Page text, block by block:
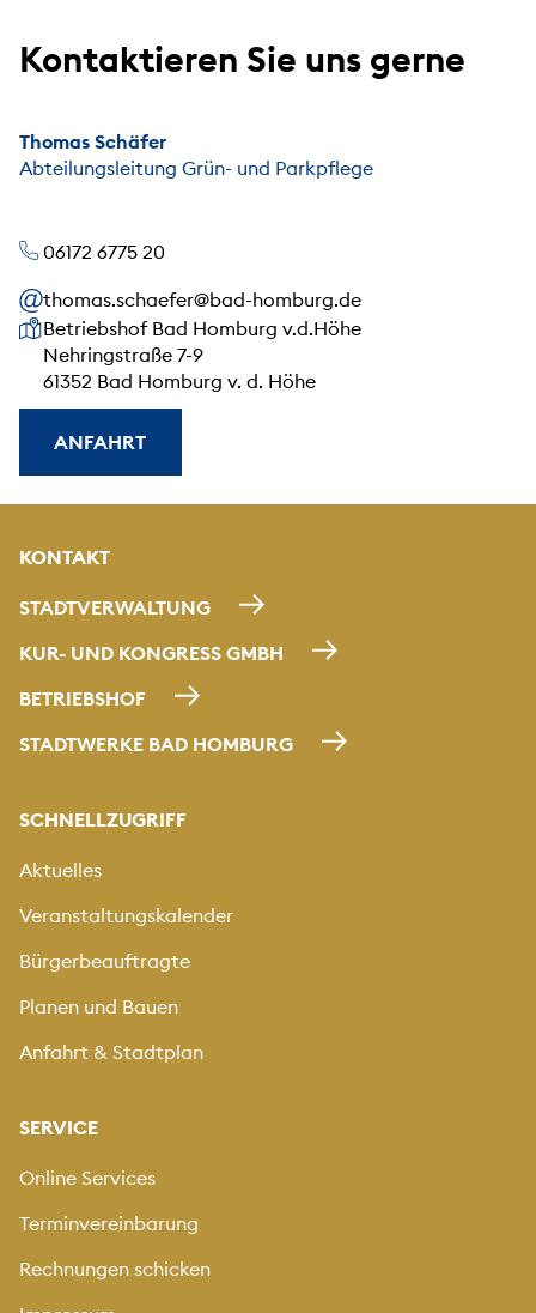
Kontaktieren Sie uns gerne
Thomas Schäfer
Abteilungsleitung Grün- und Parkpflege
06172 6775 20
thomas.schaefer@bad-homburg.de
Unsere Anschrift
Betriebshof Bad Homburg v.d.Höhe
Nehringstraße 7-9
61352 Bad Homburg v. d. Höhe
ANFAHRT
KONTAKT
STADTVERWALTUNG
KUR- UND KONGRESS GMBH
BETRIEBSHOF
STADTWERKE BAD HOMBURG
SCHNELLZUGRIFF
Aktuelles
Veranstaltungskalender
Bürgerbeauftragte
Planen und Bauen
Anfahrt & Stadtplan
SERVICE
Online Services
Terminvereinbarung
Rechnungen schicken